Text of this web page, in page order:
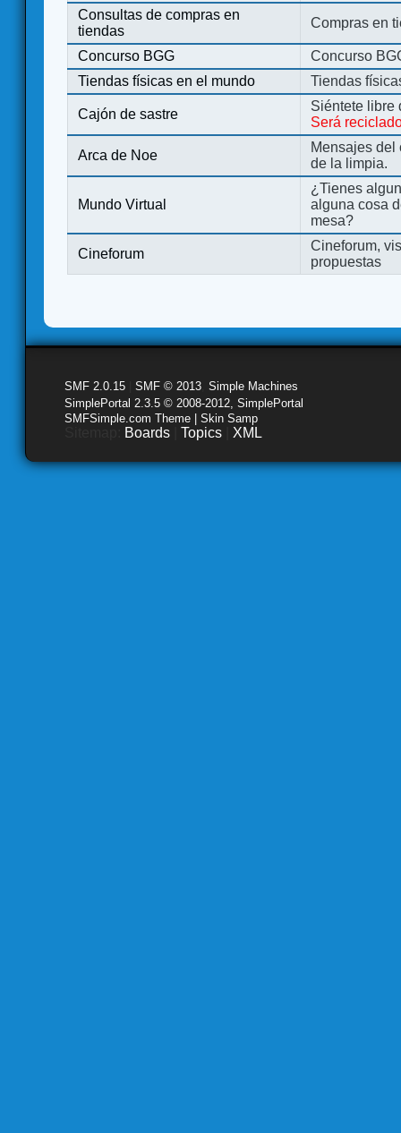
Consultas de compras en
tiendas
Compras en
Concurso BGG
Concurso
Tiendas físicas en el mundo
Tiendas
Cajón de sastre
Siéntete libre
Será
Arca de Noe
Mensajes del
de la limpia.
Mundo Virtual
¿Tienes
alguna cosa
mesa?
Cineforum
Cineforum,
propuestas
SMF 2.0.15 SMF © 2013 Simple Machines
SimplePortal 2.3.5 © 2008-2012, SimplePortal
SMFSimple.com Theme | Skin Samp
Boards Topics XML